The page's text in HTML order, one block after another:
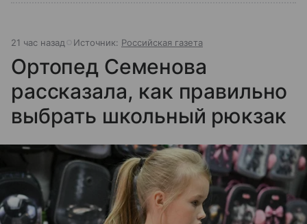
21 час назад Источник: Российская газета
Ортопед Семенова
рассказала, как правильно
выбрать школьный рюкзак